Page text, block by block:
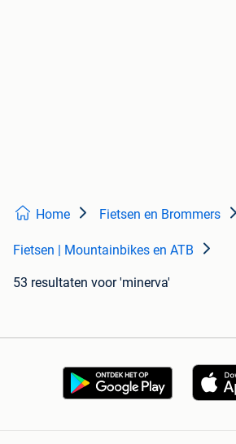
Home Fietsen en Brommers
Fietsen | Mountainbikes en ATB
53 resultaten voor 'minerva'